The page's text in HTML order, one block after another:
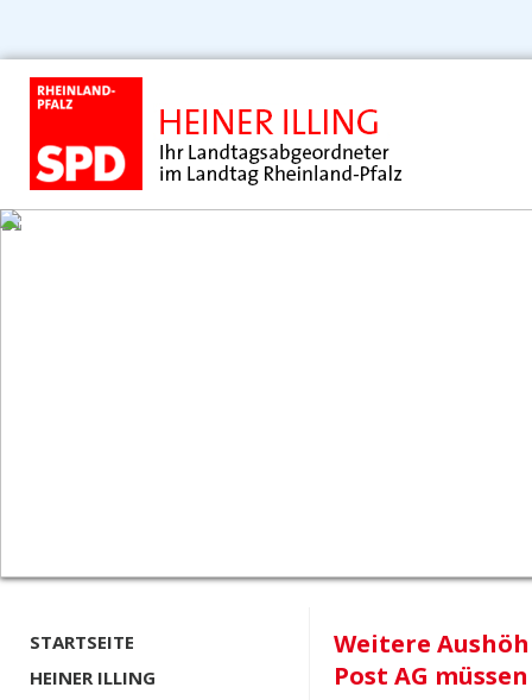
STARTSEITE
HEINER ILLING
Weitere
Post AG